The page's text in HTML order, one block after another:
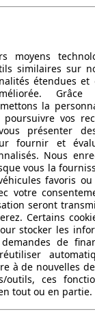
concernant
Haut
de
moyens
similaires sur
étendues et
la
vos
présenter
fournir et
Nous
vous la
favoris
votre
seront
Certains
stocker les
de
à de nouvelles
outils, ces
tout ou en partie.